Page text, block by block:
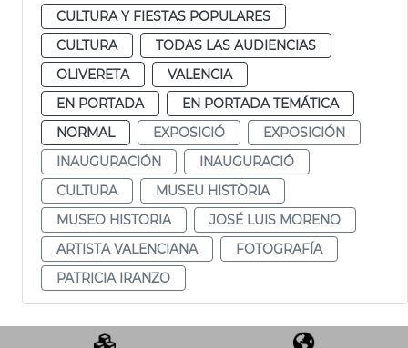
CULTURA Y FIESTAS POPULARES
CULTURA
TODAS LAS AUDIENCIAS
OLIVERETA
VALENCIA
EN PORTADA
EN PORTADA TEMÁTICA
NORMAL
EXPOSICIÓ
EXPOSICIÓN
INAUGURACIÓN
INAUGURACIÓ
CULTURA
MUSEU HISTÒRIA
MUSEO HISTORIA
JOSÉ LUIS MORENO
ARTISTA VALENCIANA
FOTOGRAFÍA
PATRICIA IRANZO